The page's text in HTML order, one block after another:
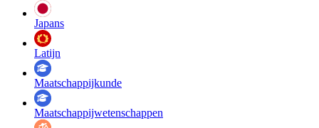
Japans
Latijn
Maatschappij­kunde
Maatschappij­wetenschappen